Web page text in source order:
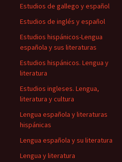
Estudios de gallego y español
Estudios de inglés y español
Estudios hispánicos-Lengua
española y sus literaturas
Estudios hispánicos. Lengua y
literatura
Estudios ingleses. Lengua,
literatura y cultura
Lengua española y literaturas
hispánicas
Lengua española y su literatura
Lengua y literatura